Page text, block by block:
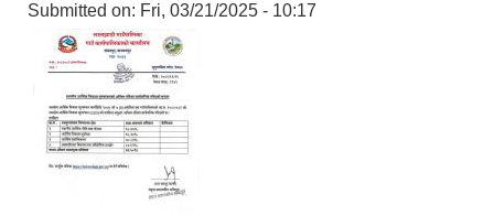
Submitted on: Fri, 03/21/2025 - 10:17